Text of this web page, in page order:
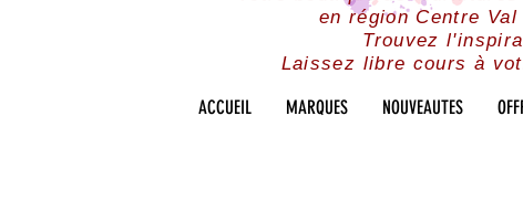
en région Centre Val
Trouvez
Laissez libre cours à
ACCUEIL MARQUES NOUVEAUTES